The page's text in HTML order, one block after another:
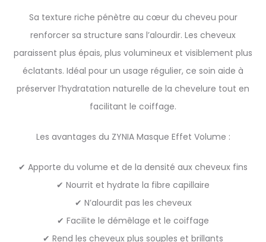
Sa texture riche pénètre au cœur du cheveu pour
renforcer sa structure sans l’alourdir. Les cheveux
paraissent plus épais, plus volumineux et visiblement plus
éclatants. Idéal pour un usage régulier, ce soin aide à
préserver l’hydratation naturelle de la chevelure tout en
facilitant le coiffage.
Les avantages du ZYNIA Masque Effet Volume :
✔ Apporte du volume et de la densité aux cheveux fins
✔ Nourrit et hydrate la fibre capillaire
✔ N’alourdit pas les cheveux
✔ Facilite le démêlage et le coiffage
✔ Rend les cheveux plus souples et brillants